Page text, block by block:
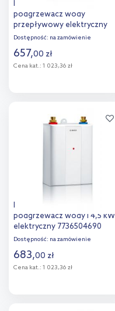
Bosch Tronic TR4000 6 EB
podgrzewacz wody
przepływowy elektryczny
7736504692
Dostępność: na zamówienie
657,00 zł
Cena kat.: 1 023,36 zł
Dodaj do
Bosch Tronic przepływowy
podgrzewacz wody l 4,5 kW
elektryczny 7736504690
Dostępność: na zamówienie
683,00 zł
Cena kat.: 1 023,36 zł